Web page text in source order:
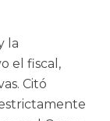
la
el fiscal,
Citó